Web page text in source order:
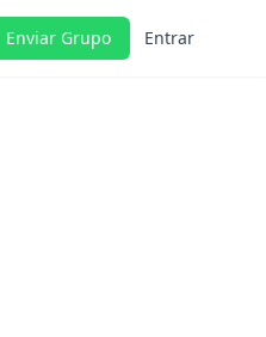
Enviar Grupo Entrar